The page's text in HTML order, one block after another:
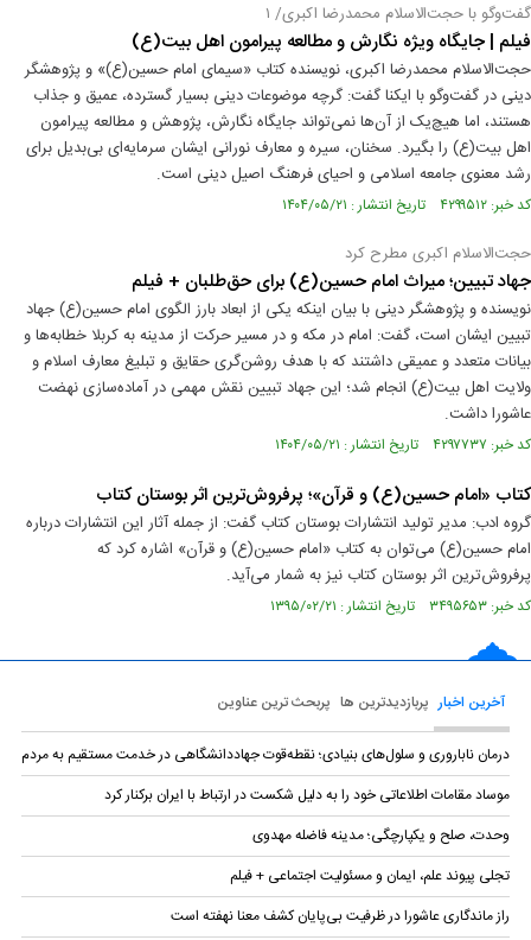
گفت‌و‌گو با حجت‌الاسلام محمدرضا اکبری/ ۱
فیلم | جایگاه ویژه نگارش و مطالعه پیرامون اهل ‌بیت(ع)
حجت‌الاسلام محمدرضا اکبری، نویسنده کتاب «سیمای امام حسین(ع)» و پژوهشگر
دینی در گفت‌وگو با ایکنا گفت: گرچه موضوعات دینی بسیار گسترده، عمیق و جذاب‌
هستند، اما هیچ‌یک از آن‌ها نمی‌تواند جایگاه نگارش، پژوهش و مطالعه پیرامون
اهل ‌بیت(ع) را بگیرد. سخنان، سیره و معارف نورانی ایشان سرمایه‌ای بی‌بدیل برای
رشد معنوی جامعه اسلامی و احیای فرهنگ اصیل دینی است.
کد خبر: ۴۲۹۹۵۱۲ تاریخ انتشار : ۱۴۰۴/۰۵/۲۱
حجت‌الاسلام اکبری مطرح کرد
جهاد تبیین؛ میراث امام حسین(ع) برای حق‌طلبان + فیلم
نویسنده و پژوهشگر دینی با بیان اینکه یکی از ابعاد بارز الگوی امام حسین(ع) جهاد
تبیین ایشان است، گفت: امام در مکه و در مسیر حرکت از مدینه به کربلا خطابه‌ها و
بیانات متعدد و عمیقی داشتند که با هدف روشن‌گری حقایق و تبلیغ معارف اسلام و
ولایت اهل بیت(ع) انجام شد؛ این جهاد تبیین نقش مهمی در آماده‌سازی نهضت
عاشورا داشت.
کد خبر: ۴۲۹۷۷۳۷ تاریخ انتشار : ۱۴۰۴/۰۵/۲۱
کتاب «امام حسین(ع) و قرآن»؛ پرفروش‌ترین اثر بوستان کتاب
گروه ادب: مدیر تولید انتشارات بوستان کتاب گفت: از جمله آثار این انتشارات درباره
امام حسین(ع) می‌توان به کتاب «امام حسین(ع) و قرآن» اشاره کرد که
پرفروش‌ترین اثر بوستان کتاب نیز به شمار می‌آید.
کد خبر: ۳۴۹۵۶۵۳ تاریخ انتشار : ۱۳۹۵/۰۲/۲۱
آخرین اخبار پربازدیدترین ها پربحث ترین عناوین
درمان ناباروری و سلول‌های بنیادی؛ نقطه‌قوت جهاددانشگاهی در خدمت مستقیم به مردم
موساد مقامات اطلاعاتی خود را به دلیل شکست در ارتباط با ایران برکنار کرد
وحدت، صلح و یکپارچگی؛ مدینه فاضله مهدوی
تجلی پیوند علم، ایمان و مسئولیت اجتماعی + فیلم
راز ماندگاری عاشورا در ظرفیت بی‌پایان کشف معنا نهفته است